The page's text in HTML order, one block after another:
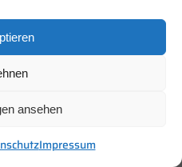
ansehen
Impressum